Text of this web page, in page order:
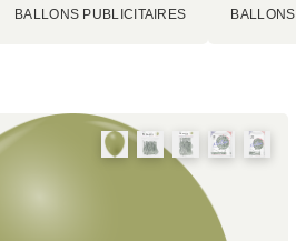
BALLONS PUBLICITAIRES